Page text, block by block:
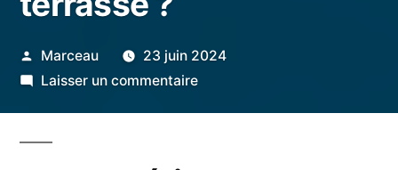
Publié
par
Marceau
23 juin 2024
Laisser un commentairesur